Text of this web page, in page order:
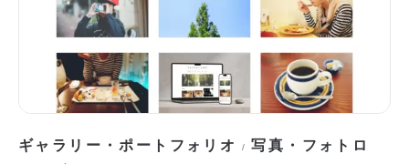
ギャラリー・ポートフォリオ /写真・フォトロ